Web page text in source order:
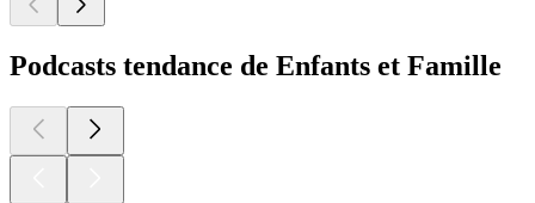
Podcasts tendance de Enfants et Famille